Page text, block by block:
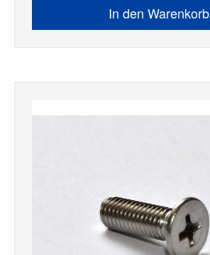
In den Warenkorb